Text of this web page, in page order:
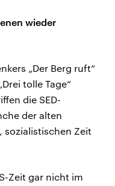
wieder
„Der Berg ruft“
tolle Tage“
die SED-
der alten
sozialistischen Zeit
Zeit gar nicht im